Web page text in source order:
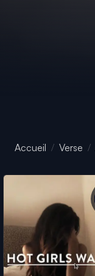
Accueil Verse